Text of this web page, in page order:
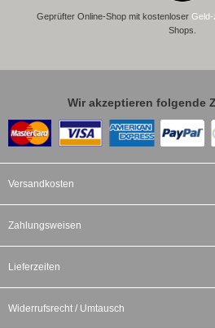
Geprüfter Online-Shop mit kostenloser
Shops.
Wir akzeptieren folgende
Versandkosten
Zahlungsweisen
Lieferzeiten
Widerrufsrecht / Umtausch